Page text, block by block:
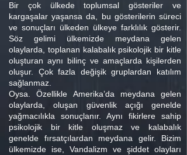
Bir çok ülkede toplumsal gösteriler ve
kargaşalar yaşansa da, bu gösterilerin süreci
ve sonuçları ülkeden ülkeye farklılık gösterir.
Söz gelimi ülkemizde meydana gelen
olaylarda, toplanan kalabalık psikolojik bir kitle
oluşturan aynı bilinç ve amaçlarda kişilerden
oluşur. Çok fazla değişik gruplardan katılım
sağlanmaz.
Oysa. Özellikle Amerika’da meydana gelen
olaylarda, oluşan güvenlik açığı genelde
yağmacılıkla sonuçlanır. Aynı fikirlere sahip
psikolojik bir kitle oluşmaz ve kalabalık
genelde fırsatçılardan meydana gelir. Bizim
ülkemizde ise, Vandalizm ve şiddet olayları